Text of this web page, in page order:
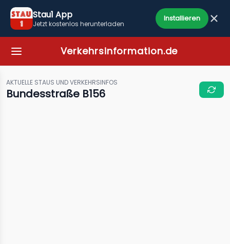
Stau1 App
Jetzt kostenlos herunterladen
Installieren
Verkehrsinformation.de
AKTUELLE STAUS UND VERKEHRSINFOS
Bundesstraße B156